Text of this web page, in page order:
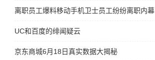
离职员工爆料移动手机卫士员工纷纷离职内幕
UC和百度的绯闻疑云
京东商城6月18日真实数据大揭秘